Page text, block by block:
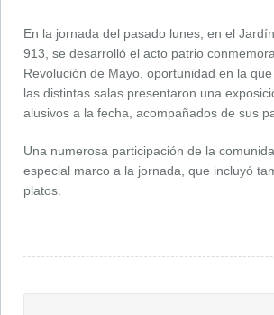
En la jornada del pasado lunes, en el
913, se desarrolló el acto patrio
Revolución de Mayo, oportunidad en la
las distintas salas presentaron una
alusivos a la fecha, acompañados de sus
Una numerosa participación de la
especial marco a la jornada, que incluyó
platos.